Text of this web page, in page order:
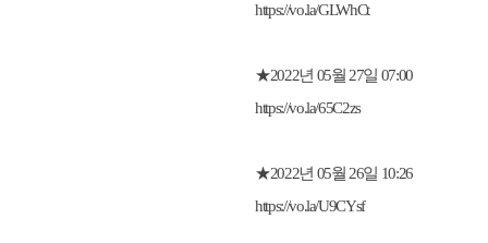
https://vo.la/GLWhCt
★2022년 05월 27일 07:00
https://vo.la/65C2zs
★2022년 05월 26일 10:26
https://vo.la/U9CYsf